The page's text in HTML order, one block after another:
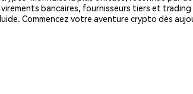
bancaires, fournisseurs tiers et
Commencez votre aventure crypto dès